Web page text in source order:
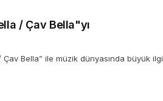
/ Çav Bella"yı
Bella” ile müzik dünyasında büyük ilgi